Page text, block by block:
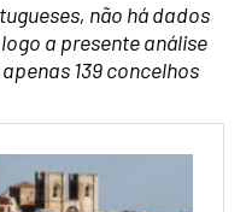
não há dados
a presente análise
139 concelhos